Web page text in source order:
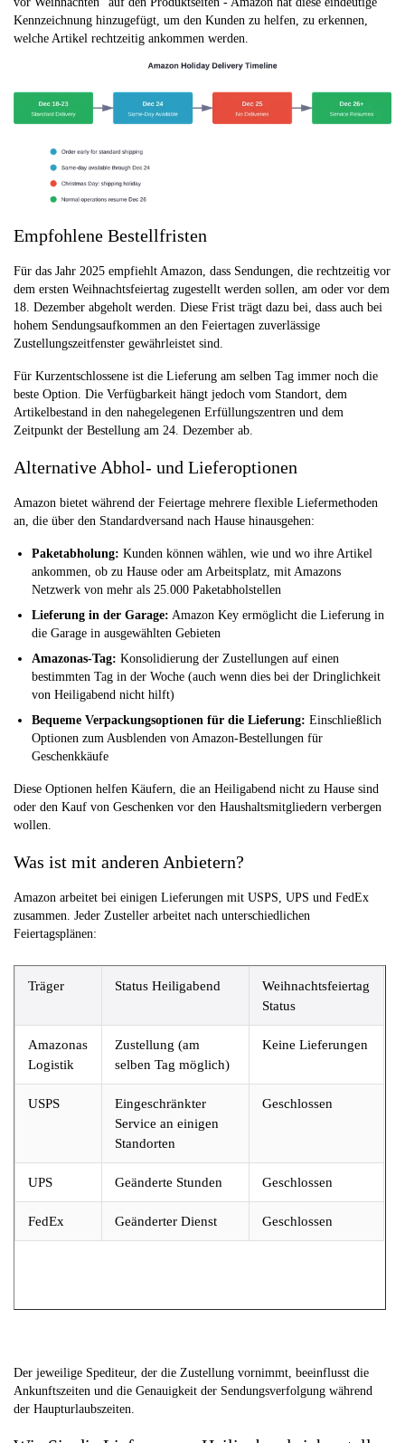
Kennzeichnung hinzugefügt, um den Kunden zu helfen, zu erkennen,
welche Artikel rechtzeitig ankommen werden.
Empfohlene Bestellfristen
Für das Jahr 2025 empfiehlt Amazon, dass Sendungen, die rechtzeitig vor
dem ersten Weihnachtsfeiertag zugestellt werden sollen, am oder vor dem
18. Dezember abgeholt werden. Diese Frist trägt dazu bei, dass auch bei
hohem Sendungsaufkommen an den Feiertagen zuverlässige
Zustellungszeitfenster gewährleistet sind.
Für Kurzentschlossene ist die Lieferung am selben Tag immer noch die
beste Option. Die Verfügbarkeit hängt jedoch vom Standort, dem
Artikelbestand in den nahegelegenen Erfüllungszentren und dem
Zeitpunkt der Bestellung am 24. Dezember ab.
Alternative Abhol- und Lieferoptionen
Amazon bietet während der Feiertage mehrere flexible Liefermethoden
an, die über den Standardversand nach Hause hinausgehen:
Paketabholung: Kunden können wählen, wie und wo ihre Artikel
ankommen, ob zu Hause oder am Arbeitsplatz, mit Amazons
Netzwerk von mehr als 25.000 Paketabholstellen
Lieferung in der Garage: Amazon Key ermöglicht die Lieferung in
die Garage in ausgewählten Gebieten
Amazonas-Tag: Konsolidierung der Zustellungen auf einen
bestimmten Tag in der Woche (auch wenn dies bei der Dringlichkeit
von Heiligabend nicht hilft)
Bequeme Verpackungsoptionen für die Lieferung: Einschließlich
Optionen zum Ausblenden von Amazon-Bestellungen für
Geschenkkäufe
Diese Optionen helfen Käufern, die an Heiligabend nicht zu Hause sind
oder den Kauf von Geschenken vor den Haushaltsmitgliedern verbergen
wollen.
Was ist mit anderen Anbietern?
Amazon arbeitet bei einigen Lieferungen mit USPS, UPS und FedEx
zusammen. Jeder Zusteller arbeitet nach unterschiedlichen
Feiertagsplänen:
Träger Status Heiligabend
Weihnachtsfeiertag
Status
Amazonas
Logistik
Zustellung (am
selben Tag möglich)
Keine Lieferungen
USPS
Eingeschränkter
Service an einigen
Standorten
Geschlossen
UPS Geänderte Stunden Geschlossen
FedEx Geänderter Dienst Geschlossen
Der jeweilige Spediteur, der die Zustellung vornimmt, beeinflusst die
Ankunftszeiten und die Genauigkeit der Sendungsverfolgung während
der Haupturlaubszeiten.